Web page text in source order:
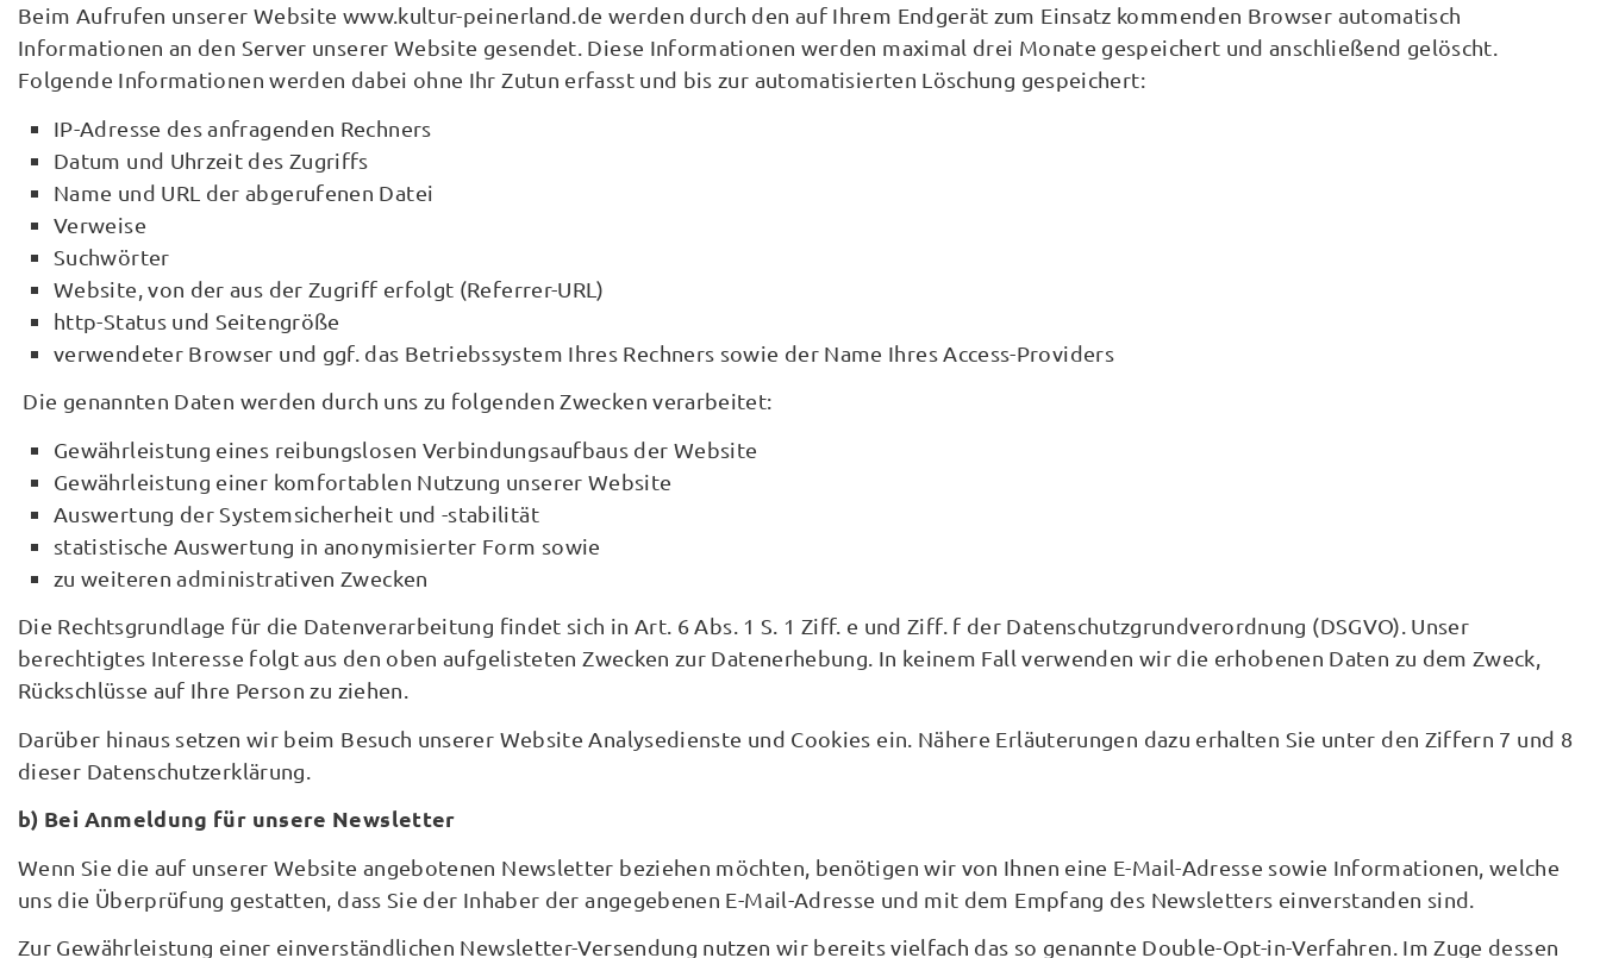
Beim Aufrufen unserer Website www.kultur-peinerland.de werden durch den auf Ihrem Endgerät zum Einsatz kommenden Browser automatisch
Informationen an den Server unserer Website gesendet. Diese Informationen werden maximal drei Monate gespeichert und anschließend gelöscht.
Folgende Informationen werden dabei ohne Ihr Zutun erfasst und bis zur automatisierten Löschung gespeichert:
IP-Adresse des anfragenden Rechners
Datum und Uhrzeit des Zugriffs
Name und URL der abgerufenen Datei
Verweise
Suchwörter
Website, von der aus der Zugriff erfolgt (Referrer-URL)
http-Status und Seitengröße
verwendeter Browser und ggf. das Betriebssystem Ihres Rechners sowie der Name Ihres Access-Providers
Die genannten Daten werden durch uns zu folgenden Zwecken verarbeitet:
Gewährleistung eines reibungslosen Verbindungsaufbaus der Website
Gewährleistung einer komfortablen Nutzung unserer Website
Auswertung der Systemsicherheit und -stabilität
statistische Auswertung in anonymisierter Form sowie
zu weiteren administrativen Zwecken
Die Rechtsgrundlage für die Datenverarbeitung findet sich in Art. 6 Abs. 1 S. 1 Ziff. e und Ziff. f der Datenschutzgrundverordnung (DSGVO). Unser
berechtigtes Interesse folgt aus den oben aufgelisteten Zwecken zur Datenerhebung. In keinem Fall verwenden wir die erhobenen Daten zu dem Zweck,
Rückschlüsse auf Ihre Person zu ziehen.
Darüber hinaus setzen wir beim Besuch unserer Website Analysedienste und Cookies ein. Nähere Erläuterungen dazu erhalten Sie unter den Ziffern 7 und 8
dieser Datenschutzerklärung.
b) Bei Anmeldung für unsere Newsletter
Wenn Sie die auf unserer Website angebotenen Newsletter beziehen möchten, benötigen wir von Ihnen eine E-Mail-Adresse sowie Informationen, welche
uns die Überprüfung gestatten, dass Sie der Inhaber der angegebenen E-Mail-Adresse und mit dem Empfang des Newsletters einverstanden sind.
Zur Gewährleistung einer einverständlichen Newsletter-Versendung nutzen wir bereits vielfach das so genannte Double-Opt-in-Verfahren. Im Zuge dessen